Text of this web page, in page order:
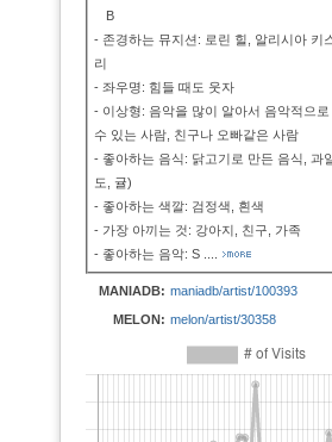
B
- 존경하는 뮤지션: 로린 힐, 알리시아 키
리
- 좌우명: 힘들 때도 웃자
- 이상형: 음악을 많이 알아서 음악적으로
수 있는 사람, 친구나 오빠같은 사람
- 좋아하는 음식: 닭고기로 만든 음식, 과
도, 귤)
- 좋아하는 색깔: 검정색, 흰색
- 가장 아끼는 것: 강아지, 친구, 가족
- 좋아하는 음악: S
MANIADB: maniadb/artist/100393
MELON: melon/artist/30358